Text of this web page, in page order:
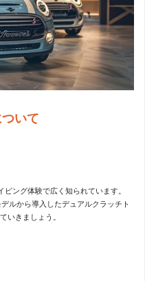
いて
ング体験で広く知られています。
ルから導入したデュアルクラッチト
いきましょう。